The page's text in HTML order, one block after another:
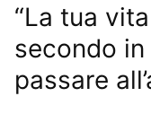
“La tua
secondo
passare